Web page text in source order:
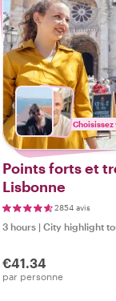
Points forts et
Lisbonne
2854 avis
3 hours | City highlight
€41.34
par personne